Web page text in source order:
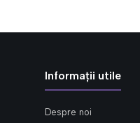
Informații utile
Despre noi